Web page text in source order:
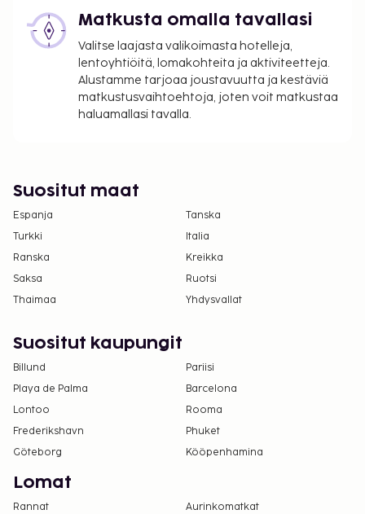
ilmoittamat maksut.
Kansallisten määräysten vuoksi käteismaksut
eivät voi ylittää 500 EUR:n suuruista summaa
tässä majoituspaikassa. Saat lisätietoja asiasta
ottamalla yhteyttä majoituspaikkaan
varausvahvistuksessa olevien tietojen avulla.
Matkusta omalla tavallasi
Valitse laajasta valikoimasta hotelleja,
lentoyhtiöitä, lomakohteita ja aktiviteetteja.
Alustamme tarjoaa joustavuutta ja kestäviä
matkustusvaihtoehtoja, joten voit matkustaa
haluamallasi tavalla.
Suositut maat
Espanja
Tanska
Turkki
Italia
Ranska
Kreikka
Saksa
Ruotsi
Thaimaa
Yhdysvallat
Suositut kaupungit
Billund
Pariisi
Playa de Palma
Barcelona
Lontoo
Rooma
Frederikshavn
Phuket
Göteborg
Kööpenhamina
Lomat
Rannat
Aurinkomatkat